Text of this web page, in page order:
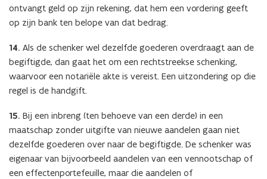
ontvangt geld op zijn rekening, dat hem een vordering geeft
op zijn bank ten belope van dat bedrag.
14. Als de schenker wel dezelfde goederen overdraagt aan de
begiftigde, dan gaat het om een rechtstreekse schenking,
waarvoor een notariële akte is vereist. Een uitzondering op die
regel is de handgift.
15. Bij een inbreng (ten behoeve van een derde) in een
maatschap zonder uitgifte van nieuwe aandelen gaan niet
dezelfde goederen over naar de begiftigde. De schenker was
eigenaar van bijvoorbeeld aandelen van een vennootschap of
een effectenportefeuille, maar die aandelen of